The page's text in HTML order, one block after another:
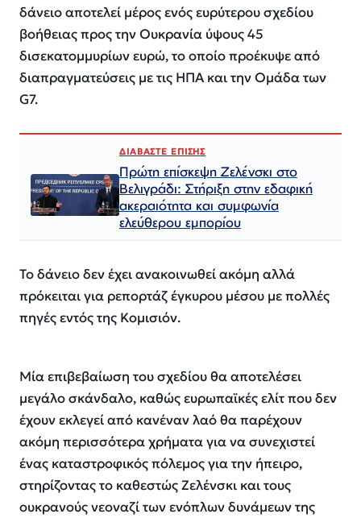
δάνειο αποτελεί μέρος ενός ευρύτερου σχεδίου
βοήθειας προς την Ουκρανία ύψους 45
δισεκατομμυρίων ευρώ, το οποίο προέκυψε από
διαπραγματεύσεις με τις ΗΠΑ και την Ομάδα των
G7.
ΔΙΑΒΑΣΤΕ ΕΠΙΣΗΣ
Πρώτη επίσκεψη Ζελένσκι στο
Βελιγράδι: Στήριξη στην εδαφική
ακεραιότητα και συμφωνία
ελεύθερου εμπορίου
Το δάνειο δεν έχει ανακοινωθεί ακόμη αλλά
πρόκειται για ρεπορτάζ έγκυρου μέσου με πολλές
πηγές εντός της Κομισιόν.
Μία επιβεβαίωση του σχεδίου θα αποτελέσει
μεγάλο σκάνδαλο, καθώς ευρωπαϊκές ελίτ που δεν
έχουν εκλεγεί από κανέναν λαό θα παρέχουν
ακόμη περισσότερα χρήματα για να συνεχιστεί
ένας καταστροφικός πόλεμος για την ήπειρο,
στηρίζοντας το καθεστώς Ζελένσκι και τους
ουκρανούς νεοναζί των ενόπλων δυνάμεων της